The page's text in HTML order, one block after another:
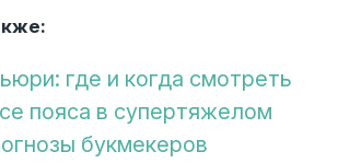
где и когда смотреть
пояса в супертяжелом
букмекеров